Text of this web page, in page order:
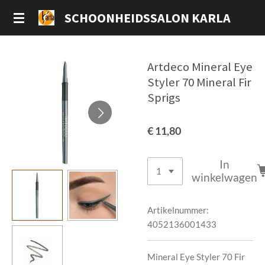
Ga
direct
SCHOONHEIDSSALON KARLA
Artdeco Mineral Eye
Styler 70 Mineral Fir
Sprigs
€ 11,80
In
winkelwagen
Artikelnummer:
4052136001433
Mineral Eye Styler 70 Fir